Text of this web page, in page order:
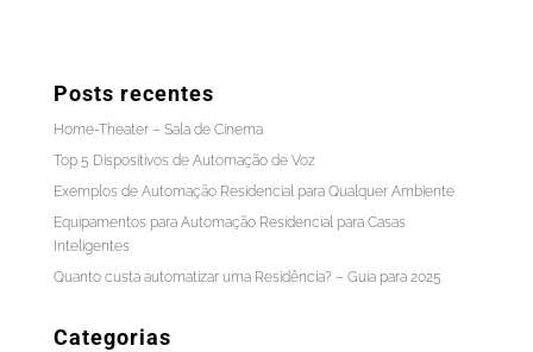
Posts recentes
Home-Theater – Sala de Cinema
Top 5 Dispositivos de Automação de Voz
Exemplos de Automação Residencial para Qualquer Ambiente
Equipamentos para Automação Residencial para Casas
Inteligentes
Quanto custa automatizar uma Residência? – Guia para 2025
Categorias